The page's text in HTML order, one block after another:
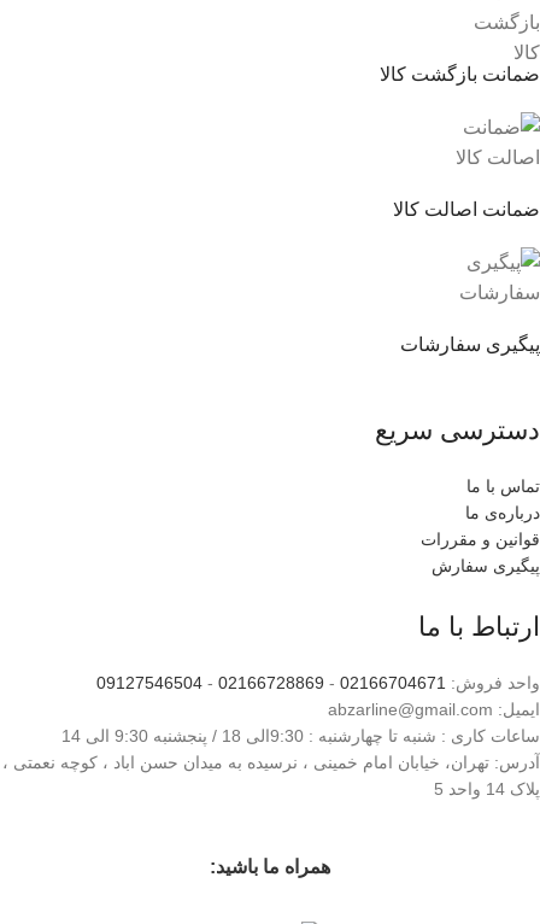
ضمانت بازگشت کالا
ضمانت اصالت کالا
پیگیری سفارشات
دسترسی سریع
تماس با ما
درباره‌ی ما
قوانین و مقررات
پیگیری سفارش
ارتباط با ما
واحد فروش: 02166704671
-
02166728869
-
09127546504
ایمیل: abzarline@gmail.com
ساعات کاری : شنبه تا چهارشنبه : 9:30الی 18 / پنجشنبه 9:30 الی 14
آدرس: تهران، خیابان امام خمینی ، نرسیده به میدان حسن اباد ، کوچه نعمتی ،
پلاک 14 واحد 5
همراه ما باشید: